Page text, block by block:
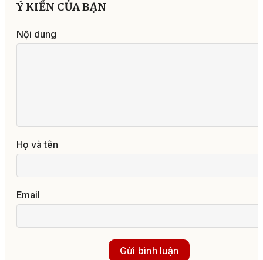
Ý KIẾN CỦA BẠN
Nội dung
Họ và tên
Email
Gửi bình luận